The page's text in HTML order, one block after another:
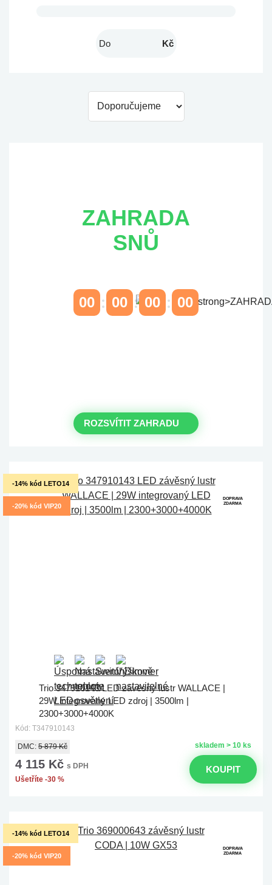
Kč
ZAHRADA
SNŮ
00 00 00 00
ROZSVÍTIT ZAHRADU
-14% kód LETO14
-20% kód VIP20
DOPRAVA
ZDARMA
Trio 347910143 LED závěsný lustr WALLACE |
29W integrovaný LED zdroj | 3500lm |
2300+3000+4000K
Kód: T347910143
skladem > 10 ks
DMC: 5 879 Kč
4 115 Kč s DPH
Ušetříte -30 %
KOUPIT
-14% kód LETO14
-20% kód VIP20
DOPRAVA
ZDARMA